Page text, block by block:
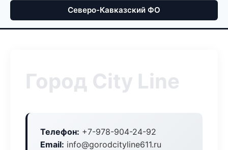
Северо-Кавказский ФО
Город City Line
Телефон: +7-978-904-24-92
Email: info@gorodcityline611.ru